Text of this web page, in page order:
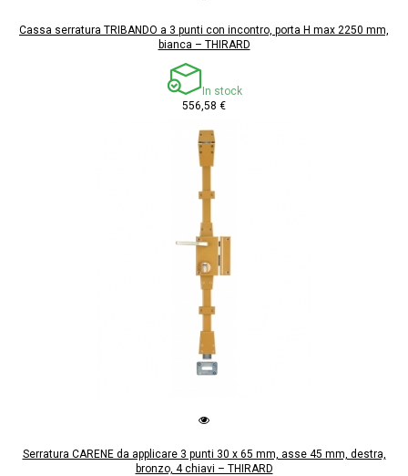
Cassa serratura TRIBANDO a 3 punti con incontro, porta H max 2250 mm,
bianca – THIRARD
In stock
556,58 €
Serratura CARENE da applicare 3 punti 30 x 65 mm, asse 45 mm, destra,
bronzo, 4 chiavi – THIRARD